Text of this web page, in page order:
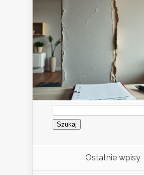
Szukaj:
Ostatnie wpisy